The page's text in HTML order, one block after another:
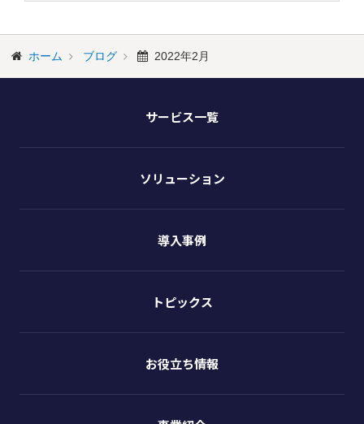
ホーム ブログ 2022年2月
サービス一覧
ソリューション
導入事例
トピックス
お役立ち情報